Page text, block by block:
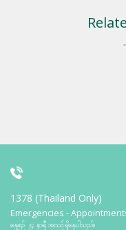
1378 (Thailand Only)
Emergencies -
နေ့စဉ် ၂၄ နာရီ အသင့်ရှိနေပါသည်။